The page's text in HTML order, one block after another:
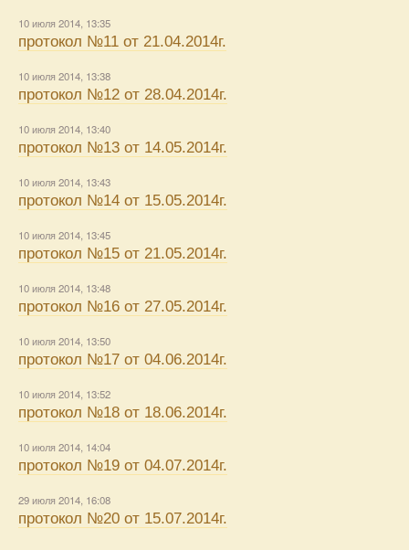
10 июля 2014, 13:35
протокол №11 от 21.04.2014г.
10 июля 2014, 13:38
протокол №12 от 28.04.2014г.
10 июля 2014, 13:40
протокол №13 от 14.05.2014г.
10 июля 2014, 13:43
протокол №14 от 15.05.2014г.
10 июля 2014, 13:45
протокол №15 от 21.05.2014г.
10 июля 2014, 13:48
протокол №16 от 27.05.2014г.
10 июля 2014, 13:50
протокол №17 от 04.06.2014г.
10 июля 2014, 13:52
протокол №18 от 18.06.2014г.
10 июля 2014, 14:04
протокол №19 от 04.07.2014г.
29 июля 2014, 16:08
протокол №20 от 15.07.2014г.